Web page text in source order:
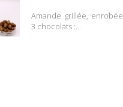
Amande grillée, enrobée
3 chocolats :...